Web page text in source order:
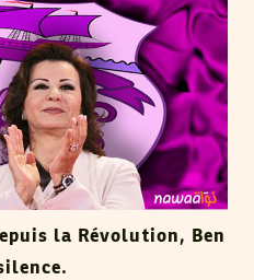
la Révolution, Ben